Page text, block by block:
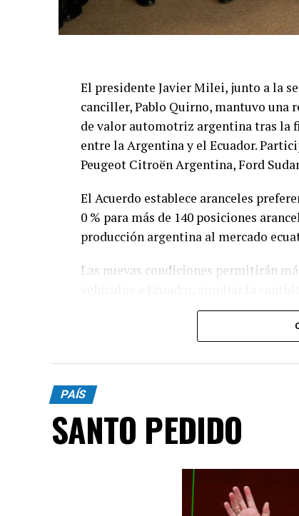
El presidente Javier Milei, junto a la
canciller, Pablo Quirno, mantuvo una
de valor automotriz argentina tras la
entre la Argentina y el Ecuador.
Peugeot Citroën Argentina, Ford
El Acuerdo establece aranceles
0 % para más de 140 posiciones
producción argentina al mercado
Las nuevas condiciones permitirán
de uno de los principales complejos
PAÍS
SANTO PEDIDO